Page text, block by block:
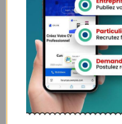
E-mail
Numéro de téléphone